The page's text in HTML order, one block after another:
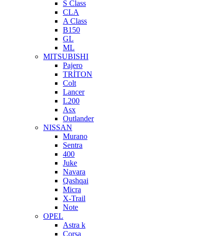
S Class
CLA
A Class
B150
GL
ML
MITSUBISHI
Pajero
TRİTON
Colt
Lancer
L200
Asx
Outlander
NISSAN
Murano
Sentra
400
Juke
Navara
Qashqai
Micra
X-Trail
Note
OPEL
Astra k
Corsa